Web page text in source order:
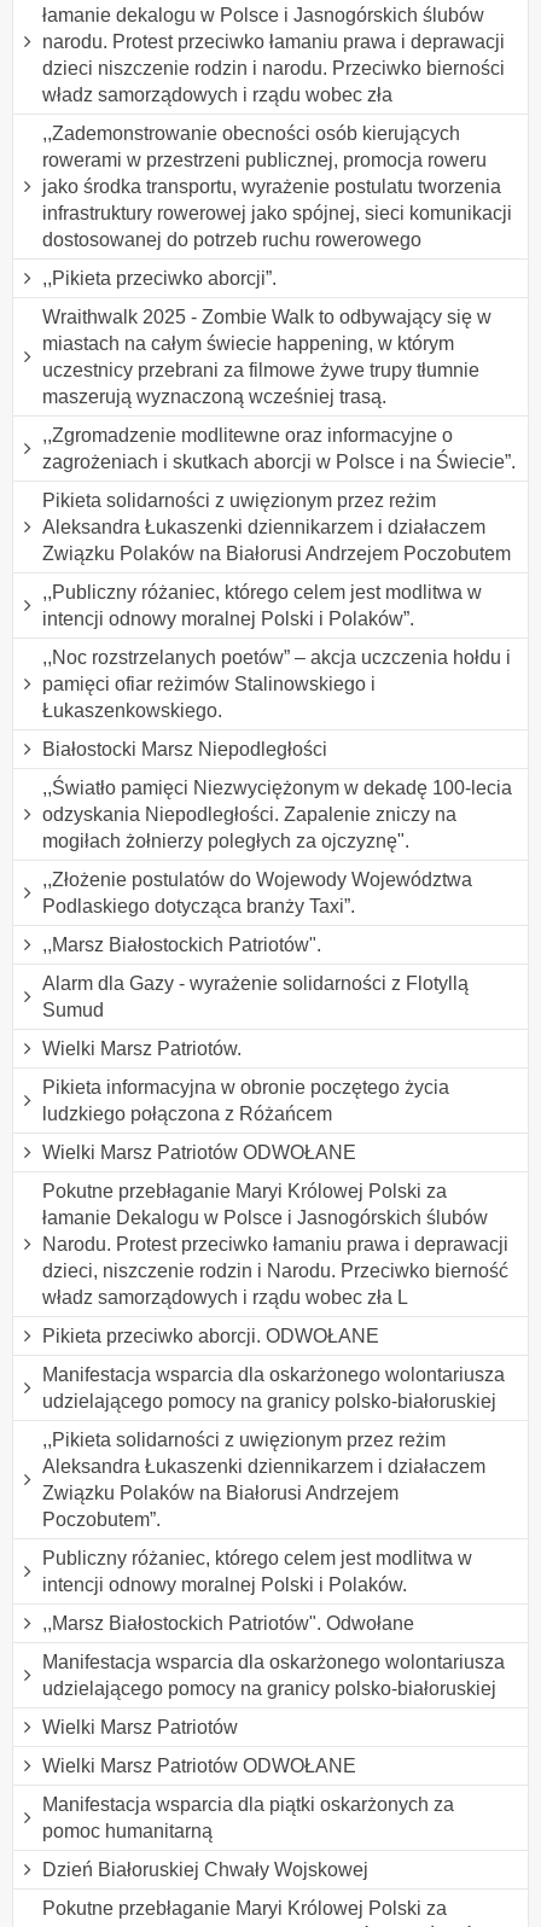
łamanie dekalogu w Polsce i Jasnogórskich ślubów
narodu. Protest przeciwko łamaniu prawa i deprawacji
dzieci niszczenie rodzin i narodu. Przeciwko bierności
władz samorządowych i rządu wobec zła
,,Zademonstrowanie obecności osób kierujących
rowerami w przestrzeni publicznej, promocja roweru
jako środka transportu, wyrażenie postulatu tworzenia
infrastruktury rowerowej jako spójnej, sieci komunikacji
dostosowanej do potrzeb ruchu rowerowego
,,Pikieta przeciwko aborcji”.
Wraithwalk 2025 - Zombie Walk to odbywający się w
miastach na całym świecie happening, w którym
uczestnicy przebrani za filmowe żywe trupy tłumnie
maszerują wyznaczoną wcześniej trasą.
,,Zgromadzenie modlitewne oraz informacyjne o
zagrożeniach i skutkach aborcji w Polsce i na Świecie”.
Pikieta solidarności z uwięzionym przez reżim
Aleksandra Łukaszenki dziennikarzem i działaczem
Związku Polaków na Białorusi Andrzejem Poczobutem
,,Publiczny różaniec, którego celem jest modlitwa w
intencji odnowy moralnej Polski i Polaków”.
,,Noc rozstrzelanych poetów” – akcja uczczenia hołdu i
pamięci ofiar reżimów Stalinowskiego i
Łukaszenkowskiego.
Białostocki Marsz Niepodległości
,,Światło pamięci Niezwyciężonym w dekadę 100-lecia
odzyskania Niepodległości. Zapalenie zniczy na
mogiłach żołnierzy poległych za ojczyznę".
,,Złożenie postulatów do Wojewody Województwa
Podlaskiego dotycząca branży Taxi”.
,,Marsz Białostockich Patriotów".
Alarm dla Gazy - wyrażenie solidarności z Flotyllą
Sumud
Wielki Marsz Patriotów.
Pikieta informacyjna w obronie poczętego życia
ludzkiego połączona z Różańcem
Wielki Marsz Patriotów ODWOŁANE
Pokutne przebłaganie Maryi Królowej Polski za
łamanie Dekalogu w Polsce i Jasnogórskich ślubów
Narodu. Protest przeciwko łamaniu prawa i deprawacji
dzieci, niszczenie rodzin i Narodu. Przeciwko bierność
władz samorządowych i rządu wobec zła L
Pikieta przeciwko aborcji. ODWOŁANE
Manifestacja wsparcia dla oskarżonego wolontariusza
udzielającego pomocy na granicy polsko-białoruskiej
,,Pikieta solidarności z uwięzionym przez reżim
Aleksandra Łukaszenki dziennikarzem i działaczem
Związku Polaków na Białorusi Andrzejem
Poczobutem”.
Publiczny różaniec, którego celem jest modlitwa w
intencji odnowy moralnej Polski i Polaków.
,,Marsz Białostockich Patriotów". Odwołane
Manifestacja wsparcia dla oskarżonego wolontariusza
udzielającego pomocy na granicy polsko-białoruskiej
Wielki Marsz Patriotów
Wielki Marsz Patriotów ODWOŁANE
Manifestacja wsparcia dla piątki oskarżonych za
pomoc humanitarną
Dzień Białoruskiej Chwały Wojskowej
Pokutne przebłaganie Maryi Królowej Polski za